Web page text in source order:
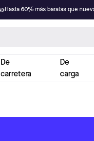
Hasta 60% más baratas que
De
carretera
De
carga